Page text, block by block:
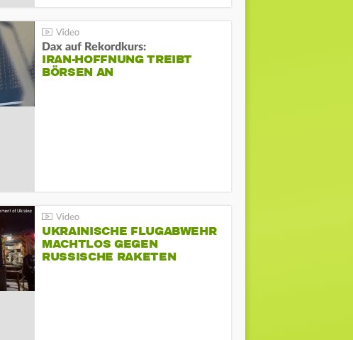
Dax auf Rekordkurs:
IRAN-HOFFNUNG TREIBT
BÖRSEN AN
UKRAINISCHE FLUGABWEHR
MACHTLOS GEGEN
RUSSISCHE RAKETEN